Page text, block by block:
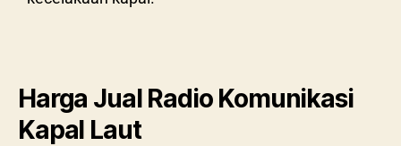
Harga Jual Radio Komunikasi
Kapal Laut